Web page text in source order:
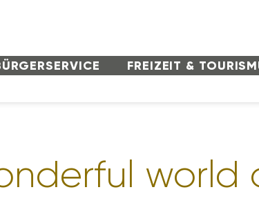
FREI­ZEIT &
world